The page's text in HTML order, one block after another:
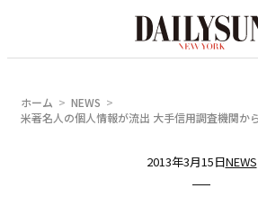
ホーム
NEWS
米著名人の個人情報が流出 大手信用調査機関か
2013年3月15日NEWS